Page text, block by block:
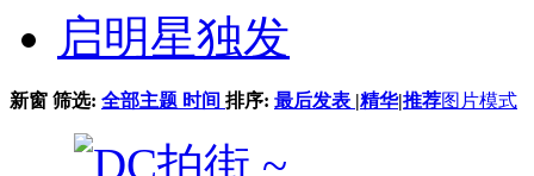
启明星独发
新窗 筛选: 全部主题 时间 排序: 最后发表 |精华|推荐图片模式